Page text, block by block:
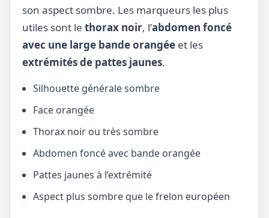
son aspect sombre. Les marqueurs les plus
utiles sont le thorax noir, l’abdomen foncé
avec une large bande orangée et les
extrémités de pattes jaunes.
Silhouette générale sombre
Face orangée
Thorax noir ou très sombre
Abdomen foncé avec bande orangée
Pattes jaunes à l’extrémité
Aspect plus sombre que le frelon européen